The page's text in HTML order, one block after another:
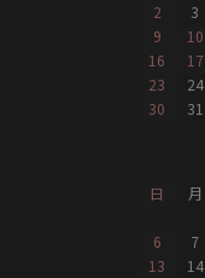
2
3
9
10
16
17
23
24
30
31
日 月
6
7
13
14